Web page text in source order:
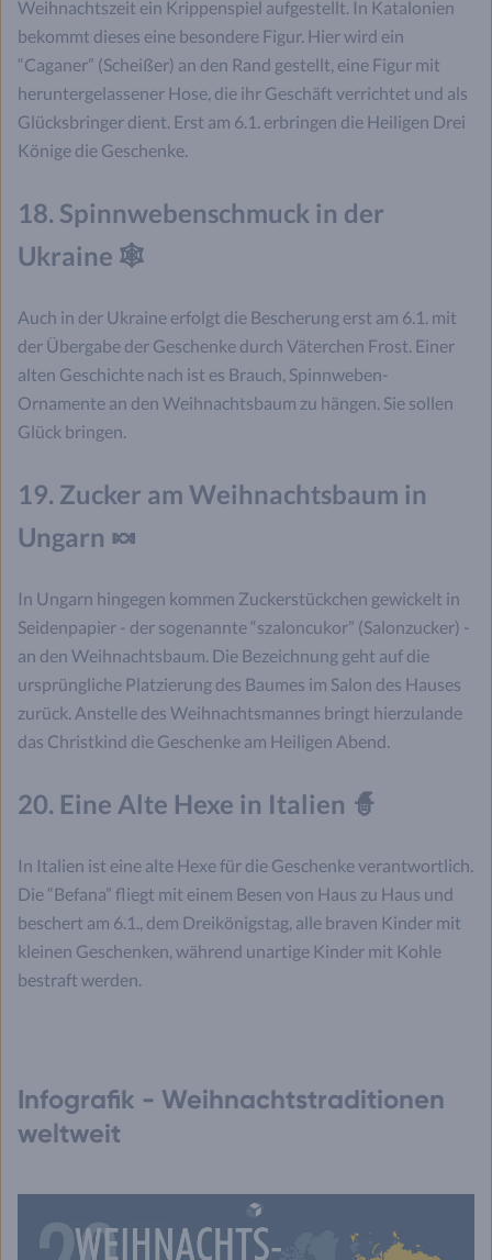
Weihnachtszeit ein Krippenspiel aufgestellt. In Katalonien
bekommt dieses eine besondere Figur. Hier wird ein
“Caganer” (Scheißer) an den Rand gestellt, eine Figur mit
heruntergelassener Hose, die ihr Geschäft verrichtet und als
Glücksbringer dient. Erst am 6.1. erbringen die Heiligen Drei
Könige die Geschenke.
18. Spinnwebenschmuck in der
Ukraine 🕸️
Auch in der Ukraine erfolgt die Bescherung erst am 6.1. mit
der Übergabe der Geschenke durch Väterchen Frost. Einer
alten Geschichte nach ist es Brauch, Spinnweben-
Ornamente an den Weihnachtsbaum zu hängen. Sie sollen
Glück bringen.
19. Zucker am Weihnachtsbaum in
Ungarn 🍬
In Ungarn hingegen kommen Zuckerstückchen gewickelt in
Seidenpapier - der sogenannte “szaloncukor” (Salonzucker) -
an den Weihnachtsbaum. Die Bezeichnung geht auf die
ursprüngliche Platzierung des Baumes im Salon des Hauses
zurück. Anstelle des Weihnachtsmannes bringt hierzulande
das Christkind die Geschenke am Heiligen Abend.
20. Eine Alte Hexe in Italien 🧙
In Italien ist eine alte Hexe für die Geschenke verantwortlich.
Die “Befana” fliegt mit einem Besen von Haus zu Haus und
beschert am 6.1., dem Dreikönigstag, alle braven Kinder mit
kleinen Geschenken, während unartige Kinder mit Kohle
bestraft werden.
Infografik - Weihnachtstraditionen
weltweit